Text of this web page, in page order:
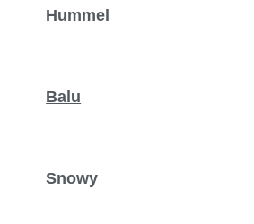
Hummel
Balu
Snowy